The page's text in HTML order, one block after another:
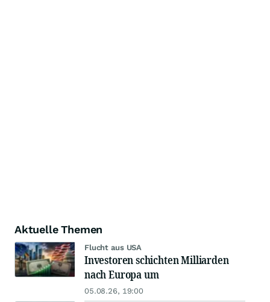
Aktuelle Themen
Flucht aus USA
Investoren schichten Milliarden
nach Europa um
05.08.26, 19:00